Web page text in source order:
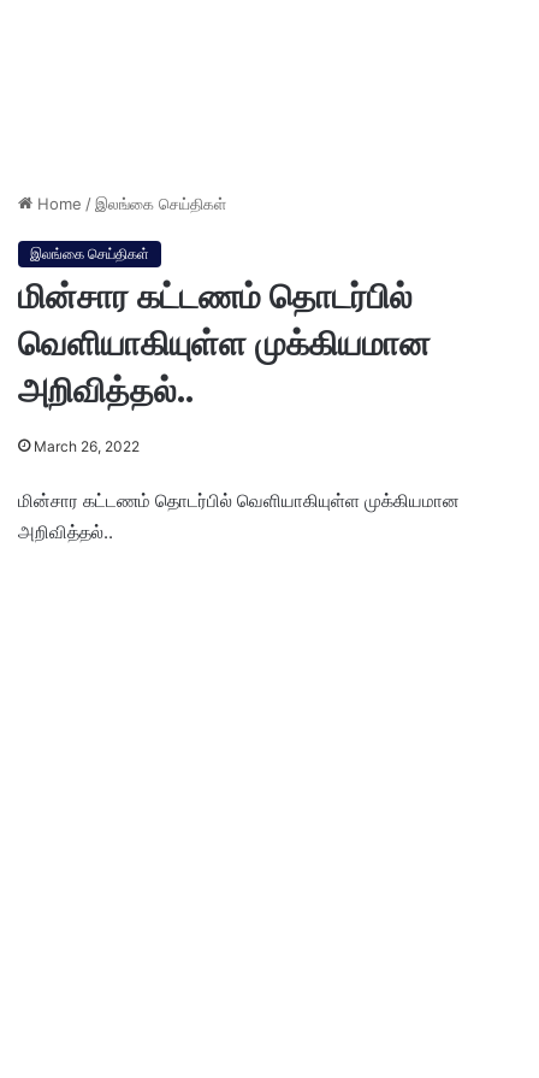
Home /இலங்கை செய்திகள்
இலங்கை செய்திகள்
மின்சார கட்டணம் தொடர்பில்
வெளியாகியுள்ள முக்கியமான
அறிவித்தல்..
March 26, 2022
மின்சார கட்டணம் தொடர்பில் வெளியாகியுள்ள முக்கியமான
அறிவித்தல்..